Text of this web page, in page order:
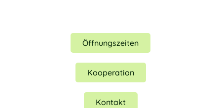
Öffnungszeiten
Kooperation
Kontakt